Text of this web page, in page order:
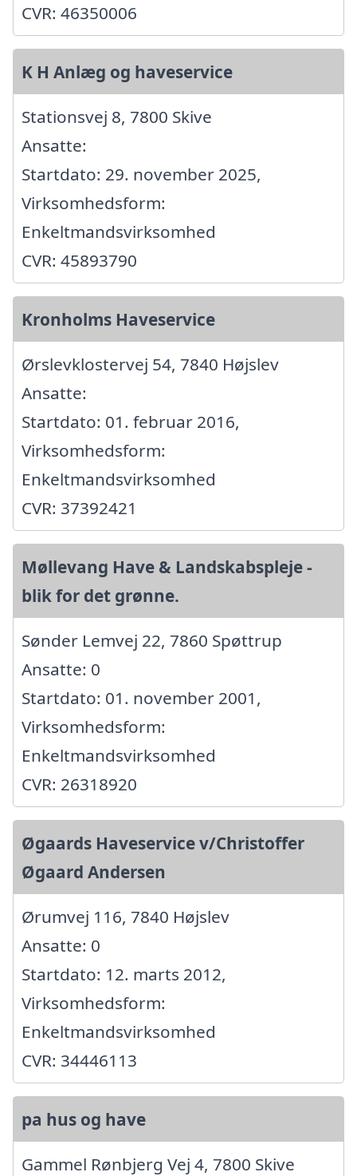
CVR: 46350006
K H Anlæg og haveservice
Stationsvej 8, 7800 Skive
Ansatte:
Startdato: 29. november 2025,
Virksomhedsform:
Enkeltmandsvirksomhed
CVR: 45893790
Kronholms Haveservice
Ørslevklostervej 54, 7840 Højslev
Ansatte:
Startdato: 01. februar 2016,
Virksomhedsform:
Enkeltmandsvirksomhed
CVR: 37392421
Møllevang Have & Landskabspleje -
blik for det grønne.
Sønder Lemvej 22, 7860 Spøttrup
Ansatte: 0
Startdato: 01. november 2001,
Virksomhedsform:
Enkeltmandsvirksomhed
CVR: 26318920
Øgaards Haveservice v/Christoffer
Øgaard Andersen
Ørumvej 116, 7840 Højslev
Ansatte: 0
Startdato: 12. marts 2012,
Virksomhedsform:
Enkeltmandsvirksomhed
CVR: 34446113
pa hus og have
Gammel Rønbjerg Vej 4, 7800 Skive